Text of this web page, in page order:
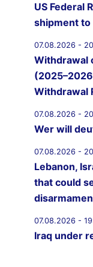
US Federal
shipment to
07.08.2026 -
Withdrawal
Withdrawal
07.08.2026 -
Wer will
07.08.2026 -
Lebanon,
that could
07.08.2026 -
Iraq under